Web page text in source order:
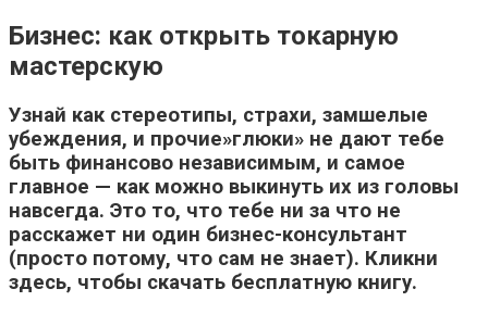
Бизнес: как открыть токарную
мастерскую
Узнай как стереотипы, страхи, замшелые
убеждения, и прочие»глюки» не дают тебе
быть финансово независимым, и самое
главное — как можно выкинуть их из головы
навсегда. Это то, что тебе ни за что не
расскажет ни один бизнес-консультант
(просто потому, что сам не знает). Кликни
здесь, чтобы скачать бесплатную книгу.